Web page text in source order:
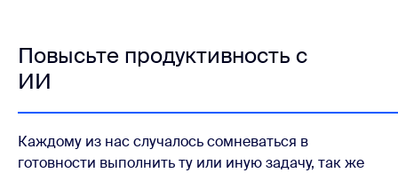
Повысьте продуктивность с
ИИ
Каждому из нас случалось сомневаться в
готовности выполнить ту или иную задачу, так же